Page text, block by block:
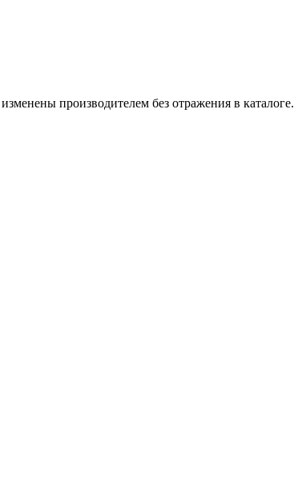
производителем без отражения в каталоге.